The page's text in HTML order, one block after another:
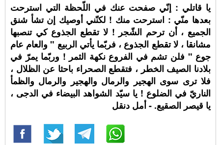
يا قاتلي : إنّي صفحت عنك في اللّحظة التي استرحت
بعدها منّي : استرحت منك ! لكنّني أوصيك إن تشأ شنق
الجميع ، أن ترحم الشّجر ! لا تقطع الجذوع كي تنصبها
مشانقا ، لا تقطع الجذوع ، فربّما يأتي الربيع " والعام عام
جوع " فلن تشم في الفروع نكهة الثمر ! وربّما يمرّ في
بلادنا الصيف الخطر ، فتقطع الصحراء باحثا عن الظلال ،
فلا ترى سوى الهجير والرمال والهجير والرمال والظمأ
الناريّ في الضلوع ! يا سيّد الشواهد البيضاء في الدجى ،
يا قيصر الصقيع. - أمل دنقل